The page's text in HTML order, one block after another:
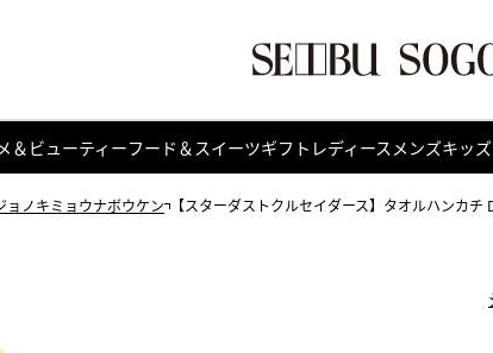
＆ビューティーフード＆スイーツギフト レディース メンズキッ
ノキミョウナボウケン 【スターダストクルセイダース】タオルハンカチ